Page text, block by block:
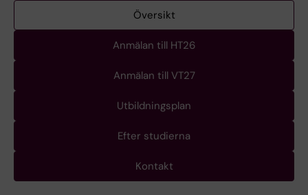
Översikt
Anmälan till HT26
Anmälan till VT27
Utbildningsplan
Efter studierna
Kontakt